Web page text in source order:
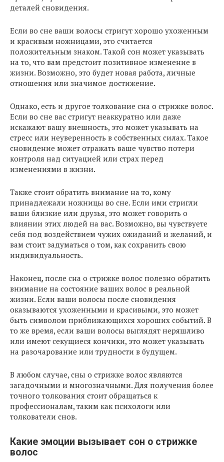
деталей сновидения.
Если во сне ваши волосы стригут хорошо ухоженным
и красивым ножницами, это считается
положительным знаком. Такой сон может указывать
на то, что вам предстоит позитивное изменение в
жизни. Возможно, это будет новая работа, личные
отношения или значимое достижение.
Однако, есть и другое толкование сна о стрижке волос.
Если во сне вас стригут неаккуратно или даже
искажают вашу внешность, это может указывать на
стресс или неуверенность в собственных силах. Такое
сновидение может отражать ваше чувство потери
контроля над ситуацией или страх перед
изменениями в жизни.
Также стоит обратить внимание на то, кому
принадлежали ножницы во сне. Если ими стригли
ваши близкие или друзья, это может говорить о
влиянии этих людей на вас. Возможно, вы чувствуете
себя под воздействием чужих ожиданий и желаний, и
вам стоит задуматься о том, как сохранить свою
индивидуальность.
Наконец, после сна о стрижке волос полезно обратить
внимание на состояние ваших волос в реальной
жизни. Если ваши волосы после сновидения
оказываются ухоженными и красивыми, это может
быть символом приближающихся хороших событий. В
то же время, если ваши волосы выглядят неряшливо
или имеют секущиеся кончики, это может указывать
на разочарование или трудности в будущем.
В любом случае, сны о стрижке волос являются
загадочными и многозначными. Для получения более
точного толкования стоит обращаться к
профессионалам, таким как психологи или
толкователи снов.
Какие эмоции вызывает сон о стрижке
волос